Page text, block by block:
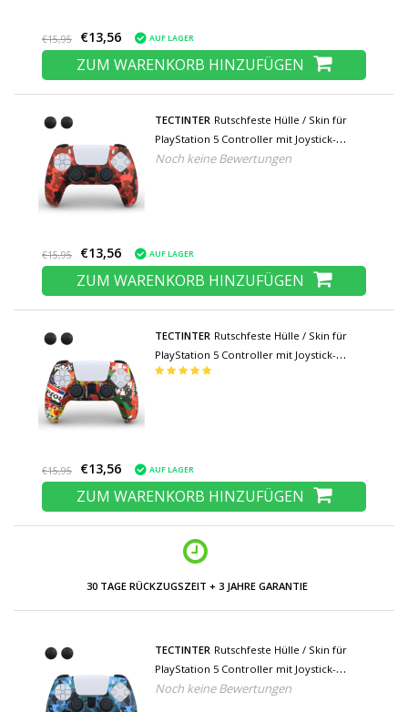
€15,95 €13,56 AUF LAGER
ZUM WARENKORB HINZUFÜGEN
TECTINTER Rutschfeste Hülle / Skin für
PlayStation 5 Controller mit Joystick-
Kappen - Rubber Grip Cover PS5 - Red
Noch keine Bewertungen
€15,95 €13,56 AUF LAGER
ZUM WARENKORB HINZUFÜGEN
TECTINTER Rutschfeste Hülle / Skin für
PlayStation 5 Controller mit Joystick-
Kappen - Rubber Grip Cover PS5 - Skate
€15,95 €13,56 AUF LAGER
ZUM WARENKORB HINZUFÜGEN
30 TAGE RÜCKZUGSZEIT + 3 JAHRE GARANTIE
TECTINTER Rutschfeste Hülle / Skin für
PlayStation 5 Controller mit Joystick-
Kappen - Rubber Grip Cover PS5 - Blue
Noch keine Bewertungen